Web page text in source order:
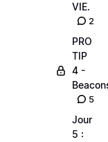
VIE.
2
PRO
TIP
4 -
5
Jour
5 :